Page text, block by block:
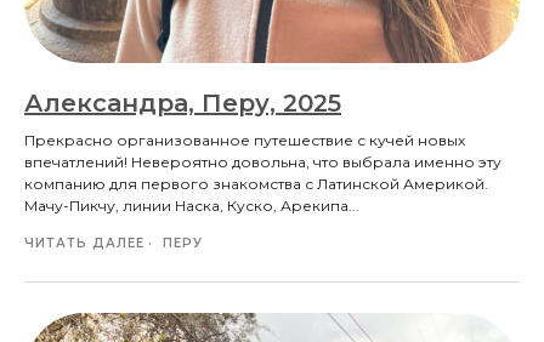
Александра, Перу, 2025
Прекрасно организованное путешествие с кучей новых
впечатлений! Невероятно довольна, что выбрала именно эту
компанию для первого знакомства с Латинской Америкой.
Мачу-Пикчу, линии Наска, Куско, Арекипа...
ЧИТАТЬ ДАЛЕЕ ПЕРУ